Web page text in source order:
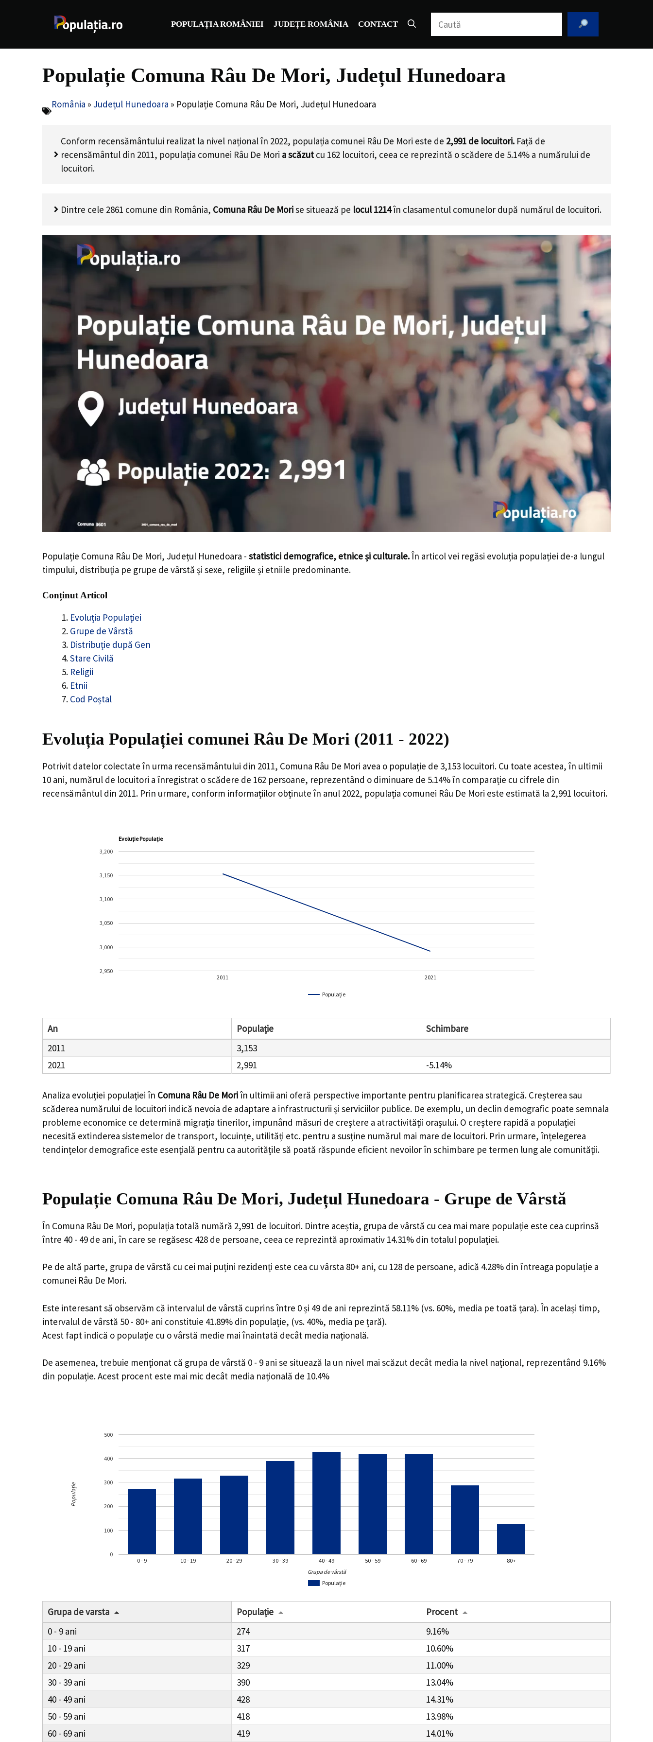
POPULAȚIA ROMÂNIEI JUDEȚE ROMÂNIA CONTACT Caută
Populație Comuna Râu De Mori, Județul Hunedoara
România » Județul Hunedoara » Populație Comuna Râu De Mori, Județul Hunedoara
Conform recensământului realizat la nivel național în 2022, populația comunei Râu De Mori este de 2,991 de locuitori. Față de
recensământul din 2011, populația comunei Râu De Mori a scăzut cu 162 locuitori, ceea ce reprezintă o scădere de 5.14% a numărului de
locuitori.
Dintre cele 2861 comune din România, Comuna Râu De Morise situează pe locul 1214în clasamentul comunelor după numărul de locuitori.
Populație Comuna Râu De Mori, Județul Hunedoara - statistici demografice, etnice și culturale.În articol vei regăsi evoluția populației de-a lungul
timpului, distribuția pe grupe de vârstă și sexe, religiile și etniile predominante.
Conținut Articol
Evoluția Populației
Grupe de Vârstă
Distribuție după Gen
Stare Civilă
Religii
Etnii
Cod Poștal
Evoluția Populației comunei Râu De Mori (2011 - 2022)
Potrivit datelor colectate în urma recensământului din 2011, Comuna Râu De Mori avea o populație de 3,153 locuitori. Cu toate acestea, în ultimii
10 ani, numărul de locuitori a înregistrat oscădere de 162 persoane, reprezentând o diminuare de 5.14%în comparație cu cifrele din
recensământul din 2011. Prin urmare, conform informațiilor obținute în anul 2022, populația comunei Râu De Mori este estimată la 2,991 locuitori.
Evoluție Populație
Populație
2011 2021
2,950
3,000
3,050
3,100
3,150
3,200
An Populație
Schimbare
2011
3,153
2021
2,991 -5.14%
Analiza evoluției populației în Comuna Râu De Moriîn ultimii ani oferă perspective importante pentru planificarea strategică. Creșterea sau
scăderea numărului de locuitori indică nevoia de adaptare a infrastructurii și serviciilor publice. De exemplu, un declin demografic poate semnala
probleme economice ce determină migrația tinerilor, impunând măsuri de creștere a atractivității orașului. O creștere rapidă a populației
necesită extinderea sistemelor de transport, locuințe, utilități etc. pentru a susține numărul mai mare de locuitori. Prin urmare, înțelegerea
tendințelor demografice este esențială pentru ca autoritățile să poată răspunde eficient nevoilor în schimbare pe termen lung ale comunității.
Populație Comuna Râu De Mori, Județul Hunedoara - Grupe de Vârstă
În Comuna Râu De Mori, populația totală numără 2,991 de locuitori. Dintre aceștia, grupa de vârstă cu cea mai mare populație este cea cuprinsă
între 40 - 49 de ani, în care se regăsesc 428 de persoane, ceea ce reprezintă aproximativ 14.31% din totalul populației.
Pe de altă parte, grupa de vârstă cu cei mai puțini rezidenți este cea cu vârsta 80+ ani, cu 128 de persoane, adică 4.28% din întreaga populație a
comunei Râu De Mori.
Este interesant să observăm că intervalul de vârstă cuprins între 0 și 49 de ani reprezintă 58.11% (vs. 60%, media pe toată țara). În același timp,
intervalul de vârstă 50 - 80+ ani constituie 41.89% din populație, (vs. 40%, media pe țară).
Acest fapt indică o populație cu o vârstă medie mai înaintată decât media națională.
De asemenea, trebuie menționat că grupa de vârstă 0 - 9 ani se situează la un nivel mai scăzut decât media la nivel național, reprezentând 9.16%
din populație. Acest procent este mai mic decât media națională de 10.4%
Populație
0 - 9 10 - 19 20 - 29 30 - 39 40 - 49 50 - 59 60 - 69 70 - 79 80+
0
100
200
300
400
500
Grupa de vârstă
Populație
Grupa de varsta Populație
Procent
0 - 9
274
9.16%
10 - 19
317
10.60%
20 - 29
329
11.00%
30 - 39
390
13.04%
40 - 49
428
14.31%
50 - 59
418
13.98%
60 - 69
419 14.01%